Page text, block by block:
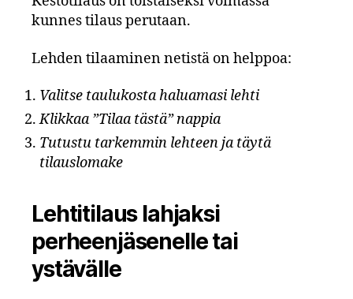
kunnes tilaus perutaan.
Lehden tilaaminen netistä on helppoa:
Valitse taulukosta haluamasi lehti
Klikkaa ”Tilaa tästä” nappia
Tutustu tarkemmin lehteen ja täytä
tilauslomake
Lehtitilaus lahjaksi
perheenjäsenelle tai
ystävälle